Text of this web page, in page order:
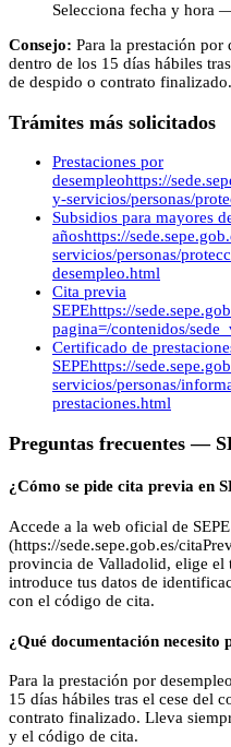
Selecciona fecha y hora
Consejo: Para la prestación por
dentro de los 15 días hábiles
de despido o contrato finalizado.
Trámites más solicitados
Prestaciones por
desempleohttps://
y-servicios/personas/
Subsidios para mayores
añoshttps://
servicios/personas/
desempleo.html
Cita previa
SEPEhttps://
pagina=/contenidos/
Certificado de
SEPEhttps://
servicios/personas/
prestaciones.html
Preguntas frecuentes —
¿Cómo se pide cita previa en
Accede a la web oficial de SEPE
(https://sede.sepe.gob.es/
provincia de Valladolid, elige el
introduce tus datos de
con el código de cita.
¿Qué documentación
Para la prestación por
15 días hábiles tras el cese del
contrato finalizado. Lleva
y el código de cita.